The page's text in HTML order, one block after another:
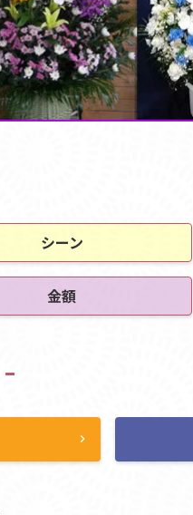
シーン
金額
chevron_right